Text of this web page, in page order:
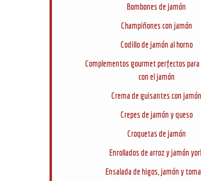
Bombones de jamón
Champiñones con jamón
Codillo de jamón al horno
Complementos gourmet perfectos
con el jamón
Crema de guisantes con jamón
Crepes de jamón y queso
Croquetas de jamón
Enrollados de arroz y jamón
Ensalada de higos, jamón y